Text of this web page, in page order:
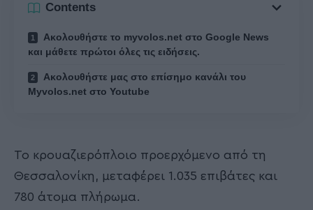
Contents
Ακολουθήστε το myvolos.net στο Google News
και μάθετε πρώτοι όλες τις ειδήσεις.
Ακολουθήστε μας στο επίσημο κανάλι του
Myvolos.net στο Youtube
Το κρουαζιερόπλοιο προερχόμενο από τη
Θεσσαλονίκη, μεταφέρει 1.035 επιβάτες και
780 άτομα πλήρωμα.